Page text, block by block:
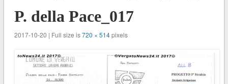
P. della Pace_017
2017-10-20 | Full size is720 × 514pixels